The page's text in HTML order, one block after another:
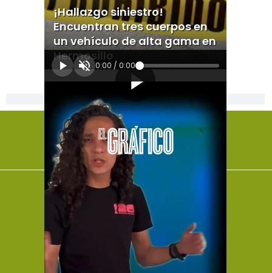
¡Hallazgo siniestro!
Encuentran tres cuerpos en
un vehículo de alta gama en
Hermosillo
0:00 / 0:00
[Publicidad]
El Universal
Vive USA
Clase